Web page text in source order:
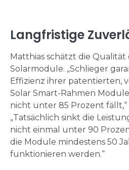
Langfristige
Matthias schätzt die
Solarmodule. „Schlieger
Effizienz ihrer patentierten,
Solar Smart-Rahmen
nicht unter 85 Prozent fällt,“
„Tatsächlich sinkt die
nicht einmal unter 90
die Module mindestens 50
funktionieren werden.“